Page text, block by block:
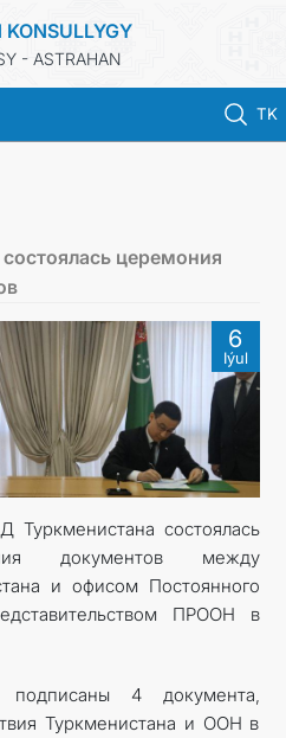
- ASTRAHAN
TK
UZALTMAK
HYZMATLARY
DIM
церемония
6
Iýul
состоялась
документов между
и офисом Постоянного
ПРООН в
4 документа,
Туркменистана и ООН в